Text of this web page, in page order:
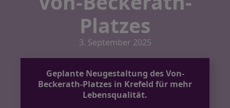
Platzes
3. September 2025
Geplante Neugestaltung des Von-
Beckerath-Platzes in Krefeld für mehr
Lebensqualität.